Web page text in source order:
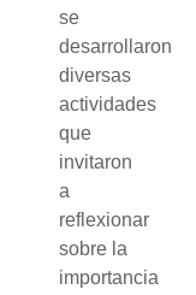
se
desarrollaron
diversas
actividades
que
invitaron
a
reflexionar
sobre la
importancia